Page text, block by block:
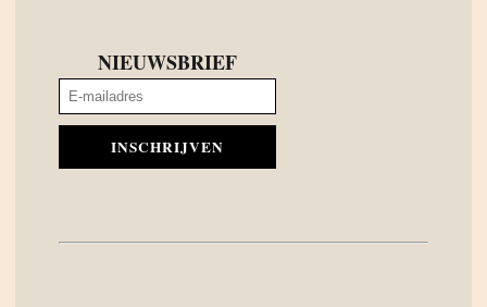
NIEUWSBRIEF
INSCHRIJVEN